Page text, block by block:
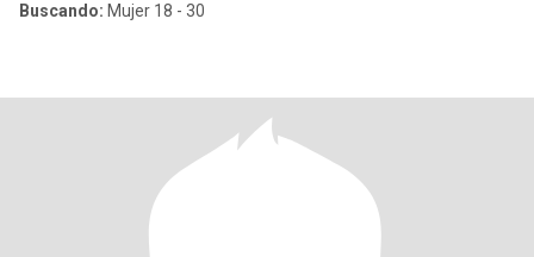
Buscando: Mujer 18 - 30